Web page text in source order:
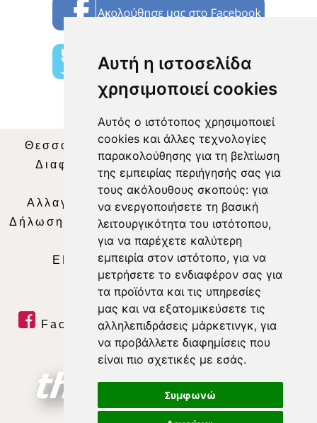
Αυτή η ιστοσελίδα
χρησιμοποιεί cookies
Αυτός ο ιστότοπος χρησιμοποιεί
cookies και άλλες τεχνολογίες
παρακολούθησης για τη βελτίωση
της εμπειρίας περιήγησής σας για
τους ακόλουθους σκοπούς: για
να ενεργοποιήσετε τη βασική
λειτουργικότητα του ιστότοπου,
για να παρέχετε καλύτερη
εμπειρία στον ιστότοπο, για να
μετρήσετε το ενδιαφέρον σας για
τα προϊόντα και τις υπηρεσίες
μας και να εξατομικεύσετε τις
αλληλεπιδράσεις μάρκετινγκ, για
να προβάλλετε διαφημίσεις που
είναι πιο σχετικές με εσάς.
Συμφωνώ
Θεσσαλία Τηλεόραση|SNG Services
Διαφήμιση | Όροι Χρήσης |Δήλωση
Απορρήτου |
Περιεχόμενο
Αλλαγή Προτιμήσεων για τα Cookies
Δήλωση συμμόρφωσης με τη σύσταση (ΕΕ)
2018/334|Ταυτότητα
ΕΝΗΜΕΡΩΣΗ |WEB TV| LIVE
Facebook| Twitter | Youtube
RSS Feed